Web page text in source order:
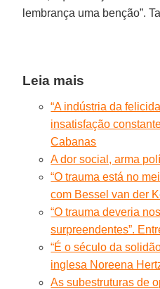
lembrança uma benção”.
Leia mais
“A indústria da
insatisfação
Cabanas
A dor social, arma
“O trauma está no
com Bessel van der
“O trauma deveria
surpreendentes”.
“É o século da
inglesa Noreena
As subestruturas de